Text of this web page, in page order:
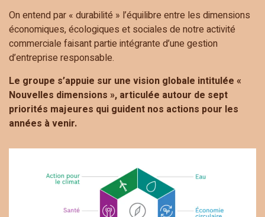
On entend par « durabilité » l’équilibre entre les dimensions
économiques, écologiques et sociales de notre activité
commerciale faisant partie intégrante d’une gestion
d’entreprise responsable.
Le groupe s’appuie sur une vision globale intitulée «
Nouvelles dimensions », articulée autour de sept
priorités majeures qui guident nos actions pour les
années à venir.